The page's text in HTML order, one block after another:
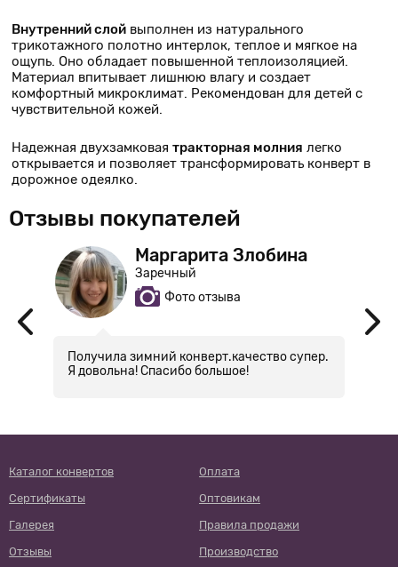
Внутренний слой выполнен из натурального
трикотажного полотно интерлок, теплое и мягкое на
ощупь. Оно обладает повышенной теплоизоляцией.
Материал впитывает лишнюю влагу и создает
комфортный микроклимат. Рекомендован для детей с
чувствительной кожей.
Надежная двухзамковая тракторная молния легко
открывается и позволяет трансформировать конверт в
дорожное одеялко.
Отзывы покупателей
Маргарита Злобина
Заречный
Фото отзыва
Получила зимний конверт.качество супер.
Я довольна! Спасибо большое!
Каталог конвертов
Оплата
Сертификаты
Оптовикам
Галерея
Правила продажи
Отзывы
Производство